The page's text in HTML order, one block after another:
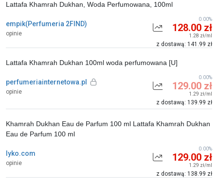
empik(Perfumeria 2FIND)
opinie
Lattafa Khamrah Dukhan, Woda Perfumowana, 100ml
128.00 zł
1.28 zł/ml
z dostawą: 141.99 zł
0.00%
perfumeriainternetowa.pl
opinie
Lattafa Khamrah Dukhan 100ml woda perfumowana [U]
129.00 zł
1.29 zł/ml
z dostawą: 139.99 zł
0.00%
lyko.com
opinie
Khamrah Dukhan Eau de Parfum 100 ml Lattafa Khamrah Dukhan
Eau de Parfum 100 ml
129.00 zł
1.29 zł/ml
z dostawą: 138.99 zł
0.00%